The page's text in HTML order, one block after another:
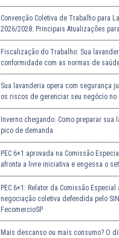
Convenção Coletiva de Trabalho para
2026/2028: Principais Atualizações
Fiscalização do Trabalho: Sua
conformidade com as normas de
Sua lavanderia opera com segurança
os riscos de gerenciar seu negócio no
Inverno chegando: Como preparar sua
pico de demanda
PEC 6×1 aprovada na Comissão
afronta a livre iniciativa e engessa o
PEC 6×1: Relator da Comissão
negociação coletiva defendida pelo
FecomercioSP
Mais descanso ou mais consumo? O